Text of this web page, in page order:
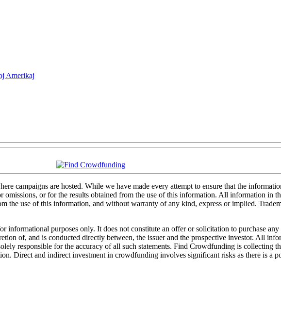
Amerikaj
campaigns are hosted. While we have made every attempt to ensure that the
or for the results obtained from the use of this information. All information in
the use of this information, and without warranty of any kind, express or implied.
purposes only. It does not constitute an offer or solicitation to purchase
of, and is conducted directly between, the issuer and the prospective investor. All
responsible for the accuracy of all such statements. Find Crowdfunding is collecting
Direct and indirect investment in crowdfunding involves significant risks as there is a